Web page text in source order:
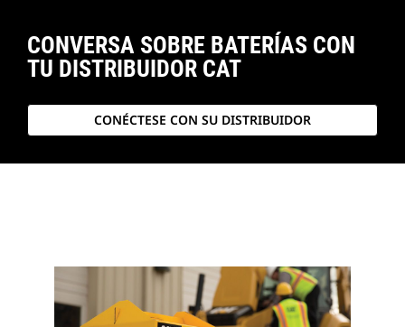
CONVERSA SOBRE BATERÍAS CON
TU DISTRIBUIDOR CAT
CONÉCTESE CON SU DISTRIBUIDOR